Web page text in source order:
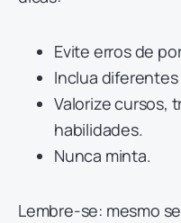
Evite erros de
Inclua
Valorize cursos,
habilidades.
Nunca minta.
Lembre-se: mesmo